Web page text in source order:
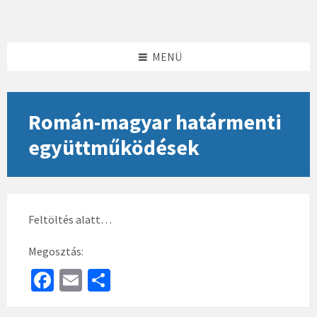
MENÜ
Román-magyar határmenti
együttműködések
Feltöltés alatt…
Megosztás:
Fa
ce
E
m h